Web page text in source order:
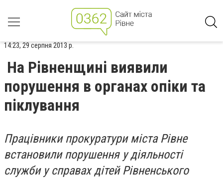
14:23, 29 серпня 2013 р.
На Рівненщині виявили
порушення в органах опіки та
піклування
Працівники прокуратури міста Рівне
встановили порушення у діяльності
служби у справах дітей Рівненського